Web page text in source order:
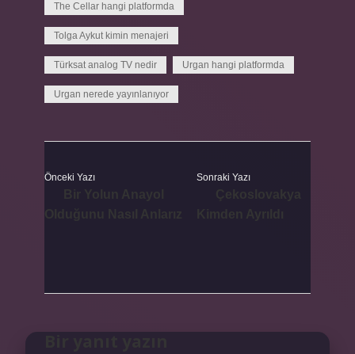
The Cellar hangi platformda
Tolga Aykut kimin menajeri
Türksat analog TV nedir Urgan hangi platformda
Urgan nerede yayınlanıyor
Önceki Yazı Sonraki Yazı